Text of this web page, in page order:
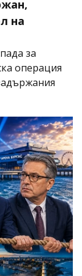
на
за
операция